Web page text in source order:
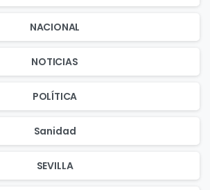
NACIONAL
NOTICIAS
POLÍTICA
Sanidad
SEVILLA